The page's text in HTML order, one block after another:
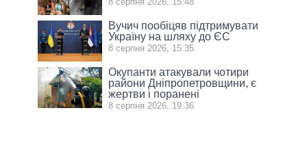
Вучич пообіцяв підтримувати
Україну на шляху до ЄС
8 серпня 2026, 15:35
Окупанти атакували чотири
райони Дніпропетровщини, є
жертви і поранені
8 серпня 2026, 19:36